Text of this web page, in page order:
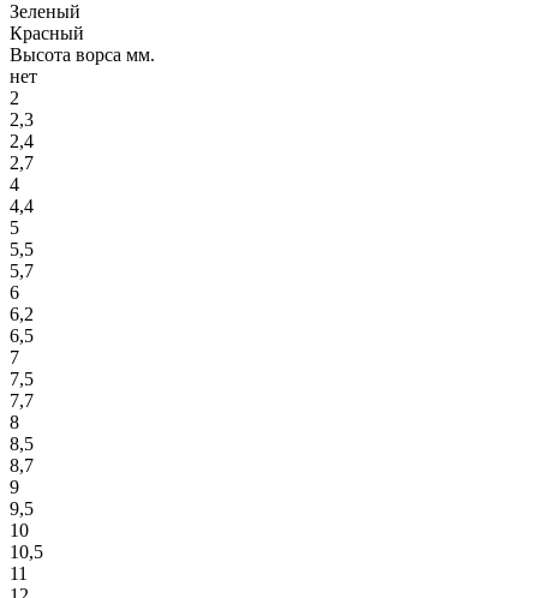
Зеленый
Красный
Высота ворса мм.
нет
2
2,3
2,4
2,7
4
4,4
5
5,5
5,7
6
6,2
6,5
7
7,5
7,7
8
8,5
8,7
9
9,5
10
10,5
11